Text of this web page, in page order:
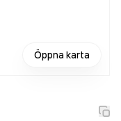
Öppna karta